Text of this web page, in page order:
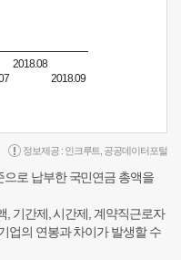
2018.08
2018.09
정보제공 : 인크루트 공공데이터포털
로 납부한 국민연금 총액을
, 기간제, 시간제, 계약직근로자
업의 연봉과 차이가 발생할 수